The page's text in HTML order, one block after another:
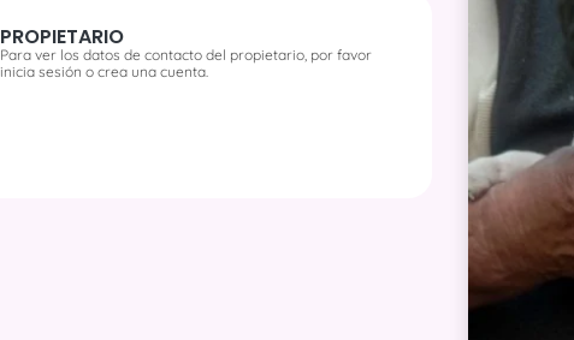
PROPIETARIO
Para ver los datos de contacto del propietario, por favor
inicia sesión o crea una cuenta.